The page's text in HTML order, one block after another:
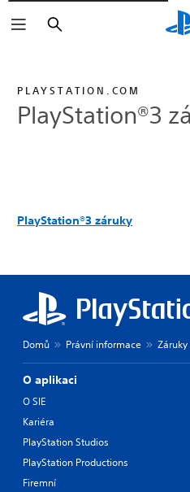
Vyhledat
PLAYSTATION.COM
PlayStation®3
PlayStation®3 záruky
Domů Právní informace Záruky
O aplikaci
O SIE
Kariéra
PlayStation Studios
PlayStation Productions
Firemní